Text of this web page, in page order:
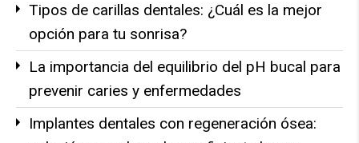
Tipos de carillas dentales: ¿Cuál es la mejor
opción para tu sonrisa?
La importancia del equilibrio del pH bucal para
prevenir caries y enfermedades
Implantes dentales con regeneración ósea: